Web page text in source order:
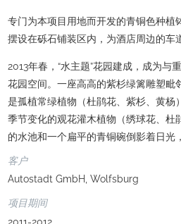
专门为本项目用地而开发的青铜色种植
摆设在砾石铺装区内，为酒店周边的车
2013年春，“水主题”花园建成，成为与
花园空间。一座高高的紫杉绿篱雕塑毗
是孤植常绿植物（杜鹃花、紫杉、黄杨
季节变化的观花灌木植物（绣球花、杜
的水池和一个扁平的青铜碗倒影着日光
客户
Autostadt GmbH, Wolfsburg
项目期间
2011-2012